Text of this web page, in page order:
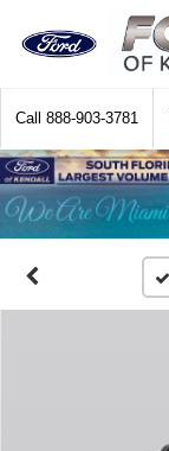
Call 888-903-3781